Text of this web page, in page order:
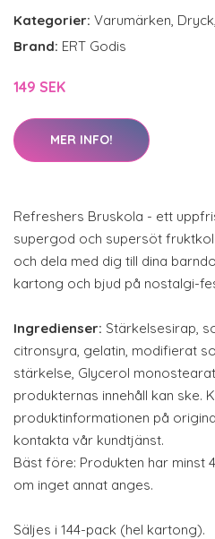
Kategorier: Varumärken, Dryck,
Brand: ERT Godis
149 SEK
MER INFO!
Refreshers Bruskola - ett
supergod och supersöt
och dela med dig till dina
kartong och bjud på nostalgi-
Ingredienser: Stärkelsesirap,
citronsyra, gelatin, modifierat
stärkelse, Glycerol
produkternas innehåll kan ske.
produktinformationen på
kontakta vår kundtjänst.
Bäst före: Produkten har minst
om inget annat anges.
Säljes i 144-pack (hel kartong).